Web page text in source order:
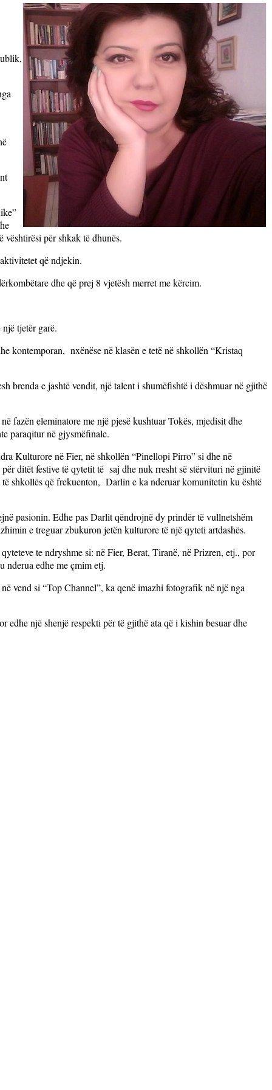
për shkak të dhunës.
që ndjekin.
dhe që prej 8 vjetësh merret me kërcim.
tjetër garë.
kontemporan, nxënëse në klasën e tetë në shkollën “Kristaq
brenda e jashtë vendit, një talent i shumëfishtë i dëshmuar në gjithë
fazën eleminatore me një pjesë kushtuar Tokës, mjedisit dhe
paraqitur në gjysmëfinale.
Kulturore në Fier, në shkollën “Pinellopi Pirro” si dhe në
ditët festive të qytetit të saj dhe nuk rresht së stërvituri në gjinitë
shkollës që frekuenton, Darlin e ka nderuar komunitetin ku është
pasionin. Edhe pas Darlit qëndrojnë dy prindër të vullnetshëm
e treguar zbukuron jetën kulturore të një qyteti artdashës.
te ndryshme si: në Fier, Berat, Tiranë, në Prizren, etj., por
nderua edhe me çmim etj.
vend si “Top Channel”, ka qenë imazhi fotografik në një nga
një shenjë respekti për të gjithë ata që i kishin besuar dhe